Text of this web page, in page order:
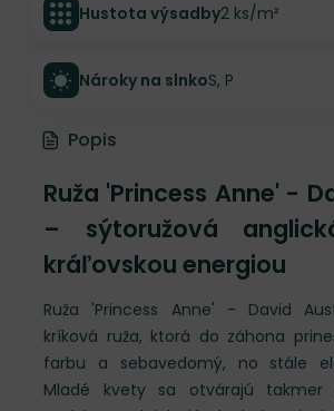
Hustota výsadby2 ks/m²
Nároky na slnkoS, P
Popis
Ruža 'Princess Anne' -
– sýtoružová
kráľovskou energiou
Ruža 'Princess Anne' - David
kríková ruža, ktorá do záhona
farbu a sebavedomý, no stále
Mladé kvety sa otvárajú takmer